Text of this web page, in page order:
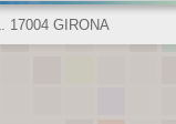
17004 GIRONA